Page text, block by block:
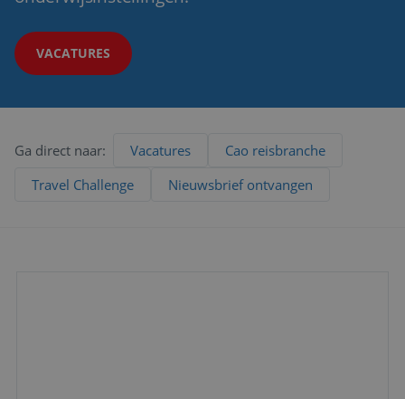
VACATURES
Ga direct naar: Vacatures
Cao reisbranche
Travel Challenge
Nieuwsbrief ontvangen